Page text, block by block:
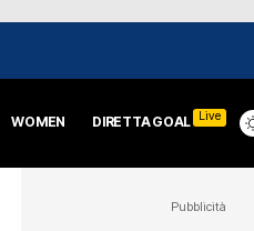
WOMEN DIRETTA GOAL Live
Pubblicità